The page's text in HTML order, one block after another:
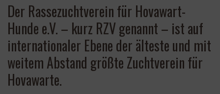
Der Rassezuchtverein für Hovawart-
Hunde e.V. – kurz RZV genannt – ist auf
internationaler Ebene der älteste und mit
weitem Abstand größte Zuchtverein für
Hovawarte.